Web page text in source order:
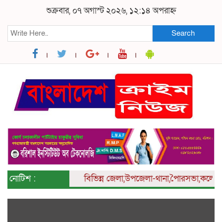
শুক্রবার, ০৭ অগাস্ট ২০২৬, ১২:১৪ অপরাহ্ন
Search
নোটিশ : বিভিন্নজেলা,উপজেলা-থানা,পৈারসভা,কলেজ ও